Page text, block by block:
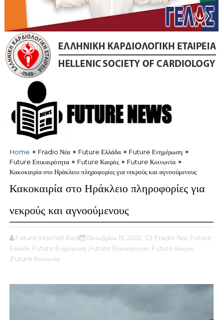
Home Fradio Νέα Future Ελλάδα
Future Ενημέρωση
Future Επικαιρότητα
Future Καιρός
Future Κοινωνία
Κακοκαιρία στο Ηράκλειο πληροφορίες για νεκρούς και αγνοούμενους
Κακοκαιρία στο Ηράκλειο πληροφορίες για
νεκρούς και αγνοούμενους
Future Internet Radio Οκτωβρίου 15, 2022 ,Fradio Νέα ,Future
Ελλάδα ,Future Ενημέρωση ,Future Επικαιρότητα ,Future Καιρός
,Future Κοινωνία